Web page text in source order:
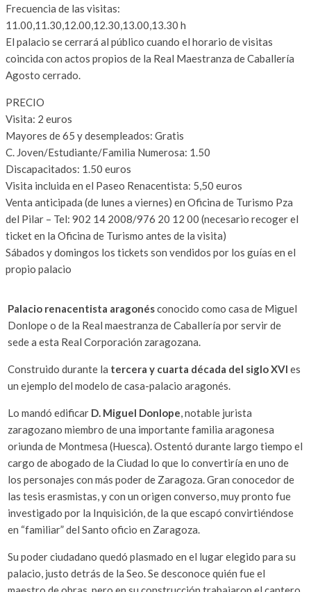
Frecuencia de las visitas:
11.00,11.30,12.00,12.30,13.00,13.30 h
El palacio se cerrará al público cuando el horario de visitas
coincida con actos propios de la Real Maestranza de Caballería
Agosto cerrado.
PRECIO
Visita: 2 euros
Mayores de 65 y desempleados: Gratis
C. Joven/Estudiante/Familia Numerosa: 1.50
Discapacitados: 1.50 euros
Visita incluida en el Paseo Renacentista: 5,50 euros
Venta anticipada (de lunes a viernes) en Oficina de Turismo Pza
del Pilar – Tel: 902 14 2008/976 20 12 00 (necesario recoger el
ticket en la Oficina de Turismo antes de la visita)
Sábados y domingos los tickets son vendidos por los guías en el
propio palacio
Palacio renacentista aragonésconocido como casa de Miguel
Donlope o de la Real maestranza de Caballería por servir de
sede a esta Real Corporación zaragozana.
Construido durante la tercera y cuarta década del siglo XVI es
un ejemplo del modelo de casa-palacio aragonés.
Lo mandó edificar D. Miguel Donlope , notable jurista
zaragozano miembro de una importante familia aragonesa
oriunda de Montmesa (Huesca). Ostentó durante largo tiempo el
cargo de abogado de la Ciudad lo que lo convertiría en uno de
los personajes con más poder de Zaragoza. Gran conocedor de
las tesis erasmistas, y con un origen converso, muy pronto fue
investigado por la Inquisición, de la que escapó convirtiéndose
en “familiar” del Santo oficio en Zaragoza.
Su poder ciudadano quedó plasmado en el lugar elegido para su
palacio, justo detrás de la Seo. Se desconoce quién fue el